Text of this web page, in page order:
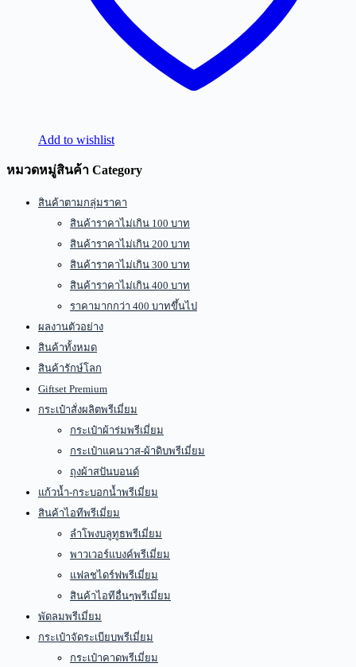
Add to wishlist
หมวดหมู่สินค้า Category
สินค้าตามกลุ่มราคา
สินค้าราคาไม่เกิน 100 บาท
สินค้าราคาไม่เกิน 200 บาท
สินค้าราคาไม่เกิน 300 บาท
สินค้าราคาไม่เกิน 400 บาท
ราคามากกว่า 400 บาทขึ้นไป
ผลงานตัวอย่าง
สินค้าทั้งหมด
สินค้ารักษ์โลก
Giftset Premium
กระเป๋าสั่งผลิตพรีเมี่ยม
กระเป๋าผ้าร่มพรีเมี่ยม
กระเป๋าแคนวาส-ผ้าดิบพรีเมี่ยม
ถุงผ้าสปันบอนด์
แก้วน้ำ-กระบอกน้ำพรีเมี่ยม
สินค้าไอทีพรีเมี่ยม
ลำโพงบลูทูธพรีเมี่ยม
พาวเวอร์แบงค์พรีเมี่ยม
แฟลชไดร์ฟพรีเมี่ยม
สินค้าไอทีอื่นๆพรีเมี่ยม
พัดลมพรีเมี่ยม
กระเป๋าจัดระเบียบพรีเมี่ยม
กระเป๋าคาดพรีเมี่ยม